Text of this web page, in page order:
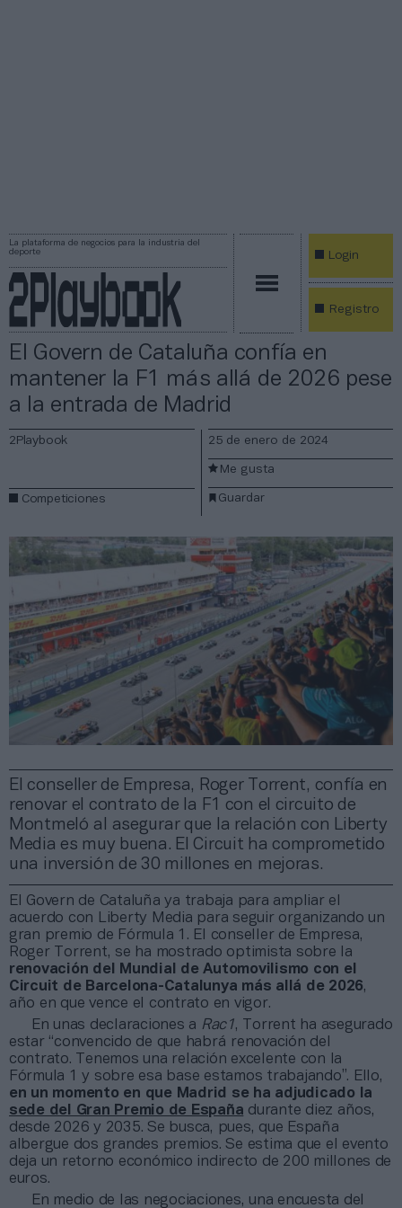
La plataforma de negocios para la industria del
deporte
Login
Registro
El Govern de Cataluña confía en
mantener la F1 más allá de 2026 pese
a la entrada de Madrid
El conseller de Empresa, Roger Torrent, confía en
renovar el contrato de la F1 con el circuito de
Montmeló al asegurar que la relación con Liberty
Media es muy buena. El Circuit ha comprometido
una inversión de 30 millones en mejoras.
2Playbook
Competiciones
25 de enero de 2024
Guardar
Me gusta
El Govern de Cataluña ya trabaja para ampliar el
acuerdo con Liberty Media para seguir organizando un
gran premio de Fórmula 1. El conseller de Empresa,
Roger Torrent, se ha mostrado optimista sobre la
renovación del Mundial de Automovilismo con el
Circuit de Barcelona-Catalunya más allá de 2026,
año en que vence el contrato en vigor.
En unas declaraciones a Rac1, Torrent ha asegurado
estar “convencido de que habrá renovación del
contrato. Tenemos una relación excelente con la
Fórmula 1 y sobre esa base estamos trabajando”. Ello,
en un momento en que Madrid se ha adjudicado la
sede del Gran Premio de España durante diez años,
desde 2026 y 2035. Se busca, pues, que España
albergue dos grandes premios. Se estima que el evento
deja un retorno económico indirecto de 200 millones de
euros.
En medio de las negociaciones, una encuesta del